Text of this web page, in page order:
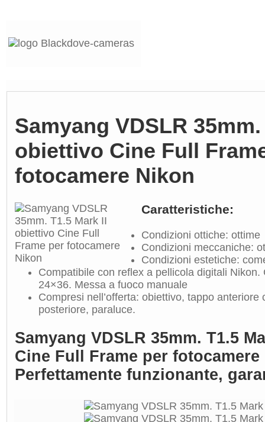
Samyang VDSLR
obiettivo Cine Full
fotocamere Nikon
Caratteristiche:
Condizioni ottiche: ottime
Condizioni meccaniche:
Condizioni estetiche:
Compatibile con reflex a pellicola digitali Nikon.
24×36. Messa a fuoco manuale
Compresi nell’offerta: obiettivo, tappo anteriore
posteriore, paraluce.
Samyang VDSLR 35mm. T1.5
Cine Full Frame per fotocamere
Perfettamente funzionante,